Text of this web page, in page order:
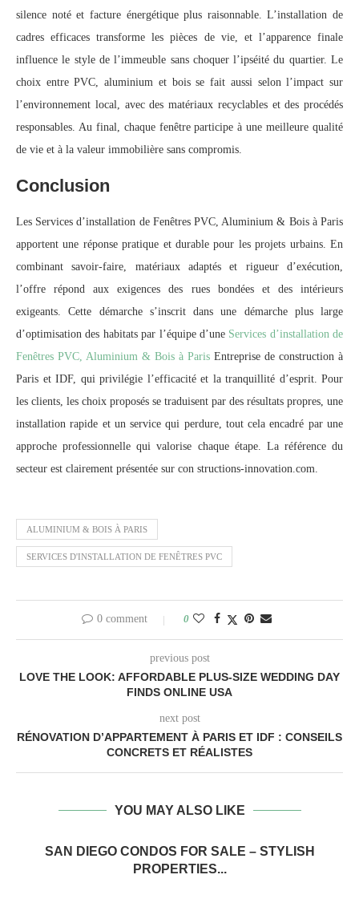
silence noté et facture énergétique plus raisonnable. L’installation de
cadres efficaces transforme les pièces de vie, et l’apparence finale
influence le style de l’immeuble sans choquer l’ipséité du quartier. Le
choix entre PVC, aluminium et bois se fait aussi selon l’impact sur
l’environnement local, avec des matériaux recyclables et des procédés
responsables. Au final, chaque fenêtre participe à une meilleure qualité
de vie et à la valeur immobilière sans compromis.
Conclusion
Les Services d’installation de Fenêtres PVC, Aluminium & Bois à Paris
apportent une réponse pratique et durable pour les projets urbains. En
combinant savoir-faire, matériaux adaptés et rigueur d’exécution,
l’offre répond aux exigences des rues bondées et des intérieurs
exigeants. Cette démarche s’inscrit dans une démarche plus large
d’optimisation des habitats par l’équipe d’une Services d’installation de
Fenêtres PVC, Aluminium & Bois à Paris Entreprise de construction à
Paris et IDF, qui privilégie l’efficacité et la tranquillité d’esprit. Pour
les clients, les choix proposés se traduisent par des résultats propres, une
installation rapide et un service qui perdure, tout cela encadré par une
approche professionnelle qui valorise chaque étape. La référence du
secteur est clairement présentée sur con structions-innovation.com.
ALUMINIUM & BOIS À PARIS
SERVICES D'INSTALLATION DE FENÊTRES PVC
0 comment 0
previous post
LOVE THE LOOK: AFFORDABLE PLUS-SIZE WEDDING DAY
FINDS ONLINE USA
next post
RÉNOVATION D’APPARTEMENT À PARIS ET IDF : CONSEILS
CONCRETS ET RÉALISTES
YOU MAY ALSO LIKE
SAN DIEGO CONDOS FOR SALE – STYLISH
PROPERTIES...